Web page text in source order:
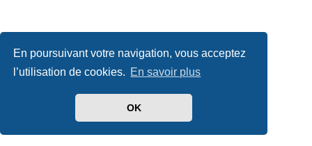
En poursuivant votre navigation, vous acceptez
l’utilisation de cookies. En savoir plus
OK